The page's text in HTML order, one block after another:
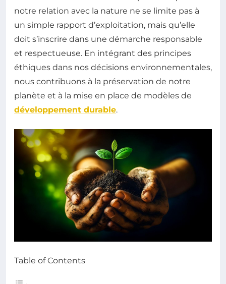
notre relation avec la nature ne se limite pas à
un simple rapport d’exploitation, mais qu’elle
doit s’inscrire dans une démarche responsable
et respectueuse. En intégrant des principes
éthiques dans nos décisions environnementales,
nous contribuons à la préservation de notre
planète et à la mise en place de modèles de
développement durable.
Table of Contents